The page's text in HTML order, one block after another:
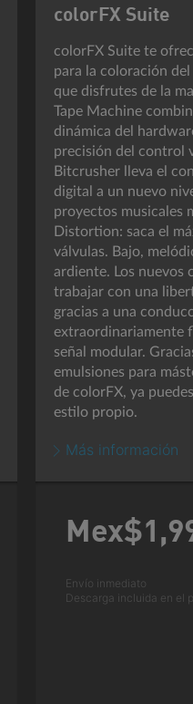
colorFX Suite
colorFX Suite te
para la coloración
que disfrutes de la
Tape Machine
dinámica del
precisión del control
Bitcrusher lleva el
digital a un nuevo
proyectos musicales
Distortion: saca el
válvulas. Bajo,
ardiente. Los nuevos
trabajar con una
gracias a una
extraordinariamente
señal modular.
emulsiones para
de colorFX, ya
estilo propio.
Más información
Envío inmediato
Descarga incluida en el